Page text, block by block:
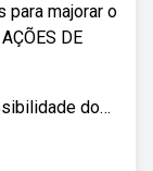
para majorar o
DE
do…